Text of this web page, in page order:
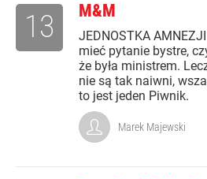
M&M
JEDNOSTKA
mieć pytanie bystre,
że była ministrem.
nie są tak naiwni,
to jest jeden Piwnik.
13
Marek Majewski